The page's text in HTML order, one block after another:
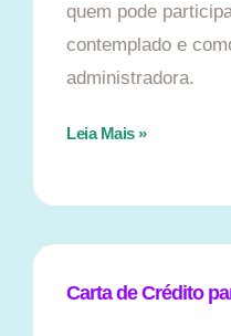
quem pode
contemplado e
administradora.
Leia Mais »
Carta de Crédito